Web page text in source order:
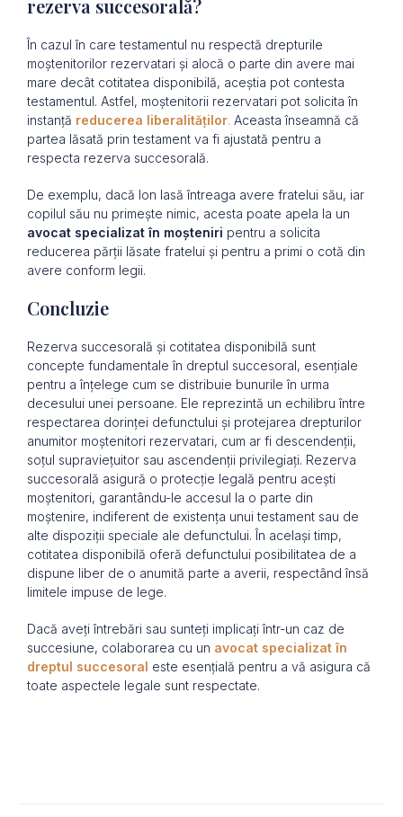
rezerva succesorală?
În cazul în care testamentul nu respectă drepturile
moștenitorilor rezervatari și alocă o parte din avere mai
mare decât cotitatea disponibilă, aceștia pot contesta
testamentul. Astfel, moștenitorii rezervatari pot solicita în
instanță reducerea liberalităților. Aceasta înseamnă că
partea lăsată prin testament va fi ajustată pentru a
respecta rezerva succesorală.
De exemplu, dacă Ion lasă întreaga avere fratelui său, iar
copilul său nu primește nimic, acesta poate apela la un
avocat specializat în moșteniri pentru a solicita
reducerea părții lăsate fratelui și pentru a primi o cotă din
avere conform legii.
Concluzie
Rezerva succesorală și cotitatea disponibilă sunt
concepte fundamentale în dreptul succesoral, esențiale
pentru a înțelege cum se distribuie bunurile în urma
decesului unei persoane. Ele reprezintă un echilibru între
respectarea dorinței defunctului și protejarea drepturilor
anumitor moștenitori rezervatari, cum ar fi descendenții,
soțul supraviețuitor sau ascendenții privilegiați. Rezerva
succesorală asigură o protecție legală pentru acești
moștenitori, garantându-le accesul la o parte din
moștenire, indiferent de existența unui testament sau de
alte dispoziții speciale ale defunctului. În același timp,
cotitatea disponibilă oferă defunctului posibilitatea de a
dispune liber de o anumită parte a averii, respectând însă
limitele impuse de lege.
Dacă aveți întrebări sau sunteți implicați într-un caz de
succesiune, colaborarea cu un avocat specializat în
dreptul succesoral este esențială pentru a vă asigura că
toate aspectele legale sunt respectate.